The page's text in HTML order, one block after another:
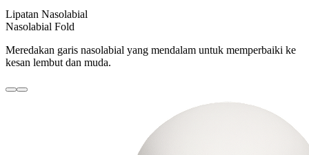
Lipatan Nasolabial
Nasolabial Fold
Meredakan garis nasolabial yang mendalam untuk memperbaiki ke
kesan lembut dan muda.